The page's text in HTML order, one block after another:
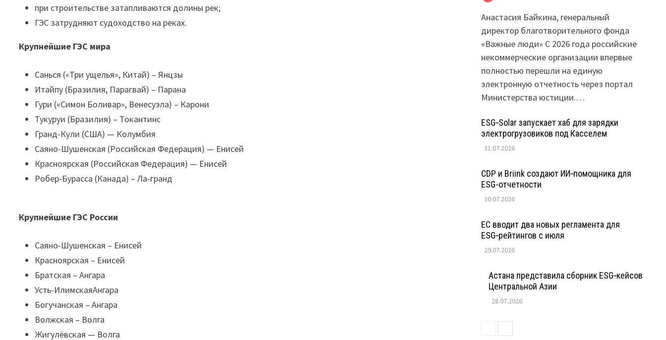
при строительстве затапливаются долины рек;
ГЭС затрудняют судоходство на реках.
Крупнейшие ГЭС мира
Санься («Три ущелья», Китай) – Янцзы
Итайпу (Бразилия, Парагвай) – Парана
Гури («Симон Боливар», Венесуэла) – Карони
Тукуруи (Бразилия) – Токантинс
Гранд-Кули (США) — Колумбия
Саяно-Шушенская (Российская Федерация) — Енисей
Красноярская (Российская Федерация) — Енисей
Робер-Бурасса (Канада) – Ла-гранд
Крупнейшие ГЭС России
Саяно-Шушенская – Енисей
Красноярская – Енисей
Братская – Ангара
Усть-ИлимскаяАнгара
Богучанская – Ангара
Волжская – Волга
Жигулёвская — Волга
Анастасия Байкина, генеральный
директор благотворительного фонда
«Важные люди» С 2026 года российские
некоммерческие организации впервые
полностью перешли на единую
электронную отчетность через портал
Министерства юстиции.…
ESG‑Solar запускает хаб для зарядки
электрогрузовиков под Касселем
31.07.2026
CDP и Briink создают ИИ‑помощника для
ESG-отчетности
30.07.2026
ЕС вводит два новых регламента для
ESG‑рейтингов с июля
29.07.2026
Астана представила сборник ESG‑кейсов
Центральной Азии
28.07.2026